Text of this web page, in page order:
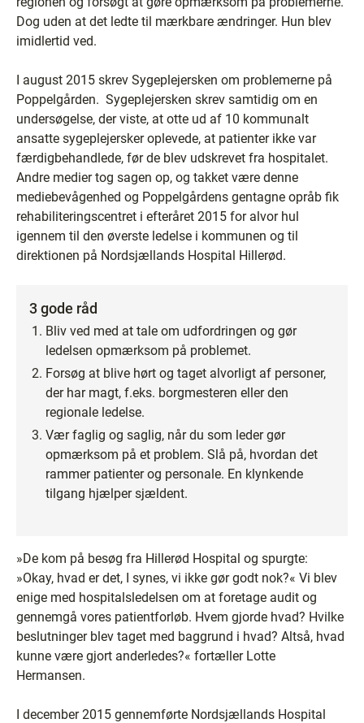
Dog uden at det ledte til mærkbare ændringer. Hun blev
imidlertid ved.
I august 2015 skrev Sygeplejersken om problemerne på
Poppelgården. Sygeplejersken skrev samtidig om en
undersøgelse, der viste, at otte ud af 10 kommunalt
ansatte sygeplejersker oplevede, at patienter ikke var
færdigbehandlede, før de blev udskrevet fra hospitalet.
Andre medier tog sagen op, og takket være denne
mediebevågenhed og Poppelgårdens gentagne opråb fik
rehabiliteringscentret i efteråret 2015 for alvor hul
igennem til den øverste ledelse i kommunen og til
direktionen på Nordsjællands Hospital Hillerød.
3 gode råd
Bliv ved med at tale om udfordringen og gør
ledelsen opmærksom på problemet.
Forsøg at blive hørt og taget alvorligt af personer,
der har magt, f.eks. borgmesteren eller den
regionale ledelse.
Vær faglig og saglig, når du som leder gør
opmærksom på et problem. Slå på, hvordan det
rammer patienter og personale. En klynkende
tilgang hjælper sjældent.
»De kom på besøg fra Hillerød Hospital og spurgte:
»Okay, hvad er det, I synes, vi ikke gør godt nok?« Vi blev
enige med hospitalsledelsen om at foretage audit og
gennemgå vores patientforløb. Hvem gjorde hvad? Hvilke
beslutninger blev taget med baggrund i hvad? Altså, hvad
kunne være gjort anderledes?« fortæller Lotte
Hermansen.
I december 2015 gennemførte Nordsjællands Hospital